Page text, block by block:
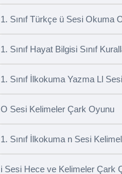
1. Sınıf Türkçe ü Sesi Okuma
1. Sınıf Hayat Bilgisi Sınıf
1. Sınıf İlkokuma Yazma Ll
O Sesi Kelimeler Çark Oyunu
1. Sınıf İlkokuma n Sesi
i Sesi Hece ve Kelimeler Çark